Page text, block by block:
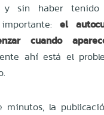
sin haber tenido
el
cuando
ahí está el
minutos, la